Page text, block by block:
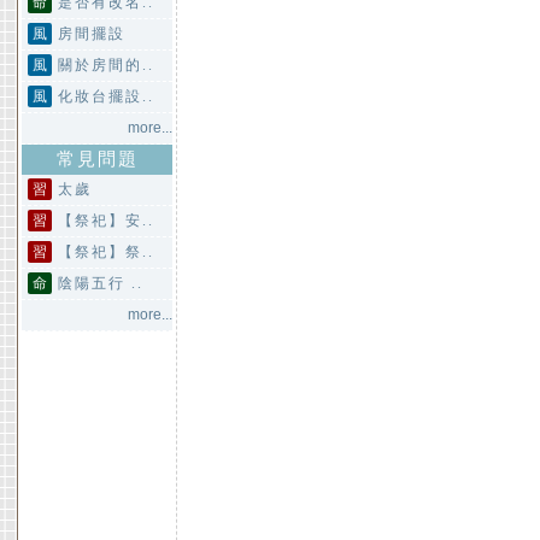
風
房間擺設
風
關於房間的..
風
化妝台擺設..
more...
常見問題
習
太歲
習
【祭祀】安..
習
【祭祀】祭..
命
陰陽五行 ..
more...